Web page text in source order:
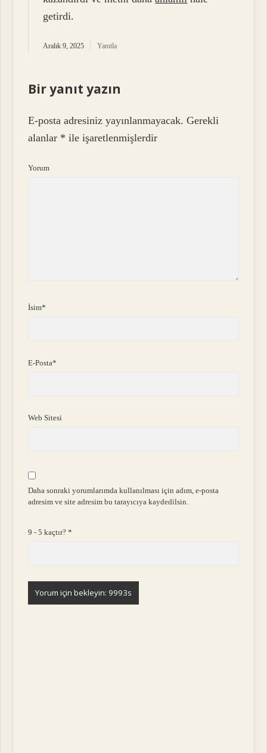
getirdi.
Aralık 9, 2025 Yanıtla
Bir yanıt yazın
E-posta adresiniz yayınlanmayacak. Gerekli
alanlar * ile işaretlenmişlerdir
Yorum
İsim*
E-Posta*
Web Sitesi
Daha sonraki yorumlarımda kullanılması için adım, e-posta
adresim ve site adresim bu tarayıcıya kaydedilsin.
9 - 5 kaçtır?*